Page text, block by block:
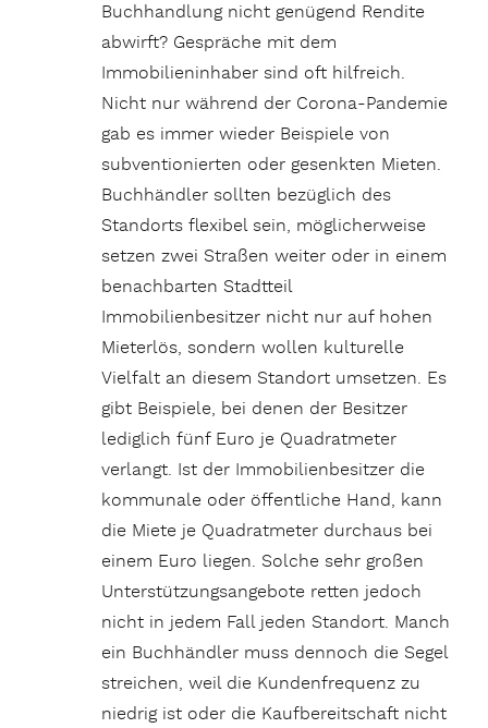
Buchhandlung nicht genügend Rendite
abwirft? Gespräche mit dem
Immobilieninhaber sind oft hilfreich.
Nicht nur während der Corona-Pandemie
gab es immer wieder Beispiele von
subventionierten oder gesenkten Mieten.
Buchhändler sollten bezüglich des
Standorts flexibel sein, möglicherweise
setzen zwei Straßen weiter oder in einem
benachbarten Stadtteil
Immobilienbesitzer nicht nur auf hohen
Mieterlös, sondern wollen kulturelle
Vielfalt an diesem Standort umsetzen. Es
gibt Beispiele, bei denen der Besitzer
lediglich fünf Euro je Quadratmeter
verlangt. Ist der Immobilienbesitzer die
kommunale oder öffentliche Hand, kann
die Miete je Quadratmeter durchaus bei
einem Euro liegen. Solche sehr großen
Unterstützungsangebote retten jedoch
nicht in jedem Fall jeden Standort. Manch
ein Buchhändler muss dennoch die Segel
streichen, weil die Kundenfrequenz zu
niedrig ist oder die Kaufbereitschaft nicht